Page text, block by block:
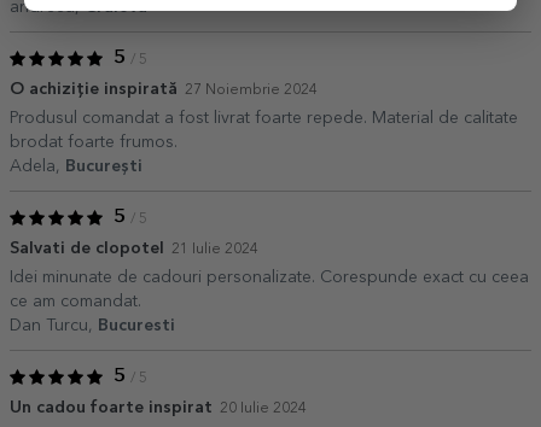
andreea,
5 / 5
O achiziție inspirată 27 Noiembrie 2024
Produsul comandat a fost livrat foarte repede. Material de calitate
brodat foarte frumos.
Adela,
București
5 / 5
Salvati de clopotel 21 Iulie 2024
Idei minunate de cadouri personalizate. Corespunde exact cu ceea
ce am comandat.
Dan Turcu,
Bucuresti
5 / 5
Un cadou foarte inspirat 20 Iulie 2024